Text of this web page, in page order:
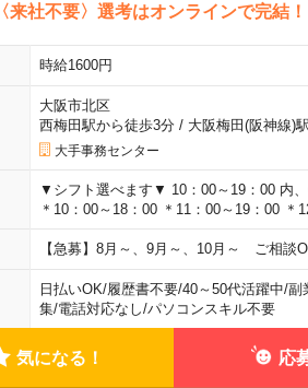
〈来社不要〉選考はオンラインで完結
時給1600円
大阪市北区
西梅田駅から徒歩3分/ 大阪梅田(阪神線)
大手事務センター
▼シフト選べます▼ 10：00～19：00 内
＊10：00～18：00 ＊11：00～19：00 ＊
【急募】8月～、9月～、10月～ ご相談
日払いOK/履歴書不要/40～50代活躍中/副
集/電話対応なし/パソコンスキル不要
気になる！ 応